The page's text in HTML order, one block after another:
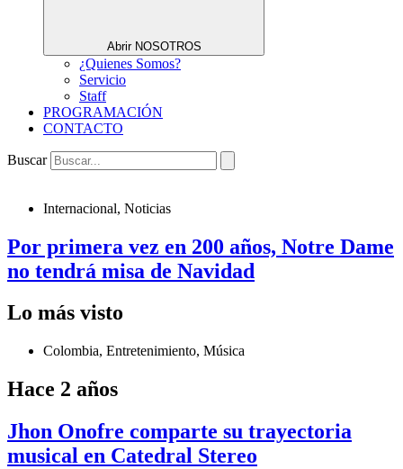
Abrir NOSOTROS
¿Quienes Somos?
Servicio
Staff
PROGRAMACIÓN
CONTACTO
Buscar
Internacional, Noticias
Por primera vez en 200 años, Notre Dame
no tendrá misa de Navidad
Lo más visto
Colombia, Entretenimiento, Música
Hace 2 años
Jhon Onofre comparte su trayectoria
musical en Catedral Stereo